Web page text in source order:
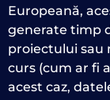
Europeană,
generate timp
proiectului sau
curs (cum ar fi
acest caz,